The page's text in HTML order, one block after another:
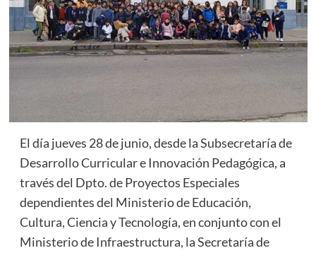
El día jueves 28 de junio, desde la Subsecretaría de
Desarrollo Curricular e Innovación Pedagógica, a
través del Dpto. de Proyectos Especiales
dependientes del Ministerio de Educación,
Cultura, Ciencia y Tecnología, en conjunto con el
Ministerio de Infraestructura, la Secretaría de